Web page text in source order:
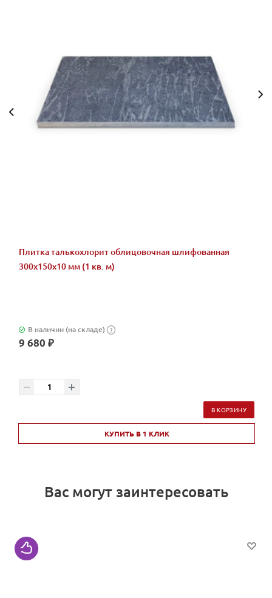
Плитка талькохлорит облицовочная шлифованная
300x150x10 мм (1 кв. м)
В наличии (на складе) ?
9 680 ₽
В КОРЗИНУ
КУПИТЬ В 1 КЛИК
Вас могут заинтересовать